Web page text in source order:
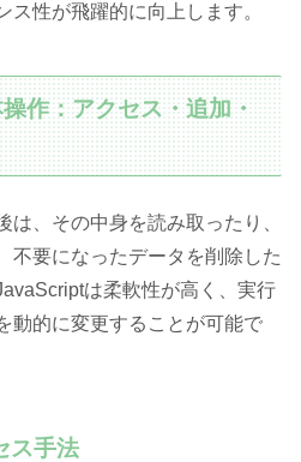
ス性が飛躍的に向上します。
作：アクセス・追加・
は、その中身を読み取ったり、
不要になったデータを削除した
は柔軟性が高く、実行
動的に変更することが可能で
ス手法